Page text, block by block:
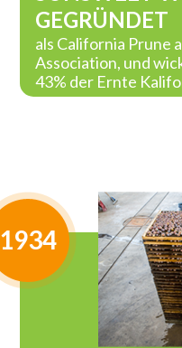
GEGRÜNDET
als California Prune
Association, und
43% der Ernte
1934